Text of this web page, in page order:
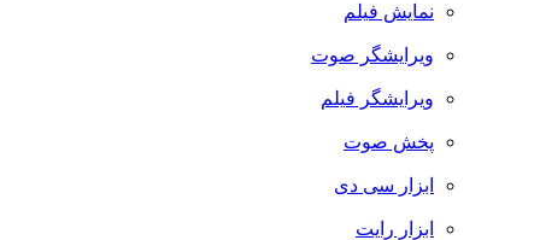
نمایش فیلم
ویرایشگر صوت
ویرایشگر فیلم
پخش صوت
ابزار سی دی
ابزار رایت